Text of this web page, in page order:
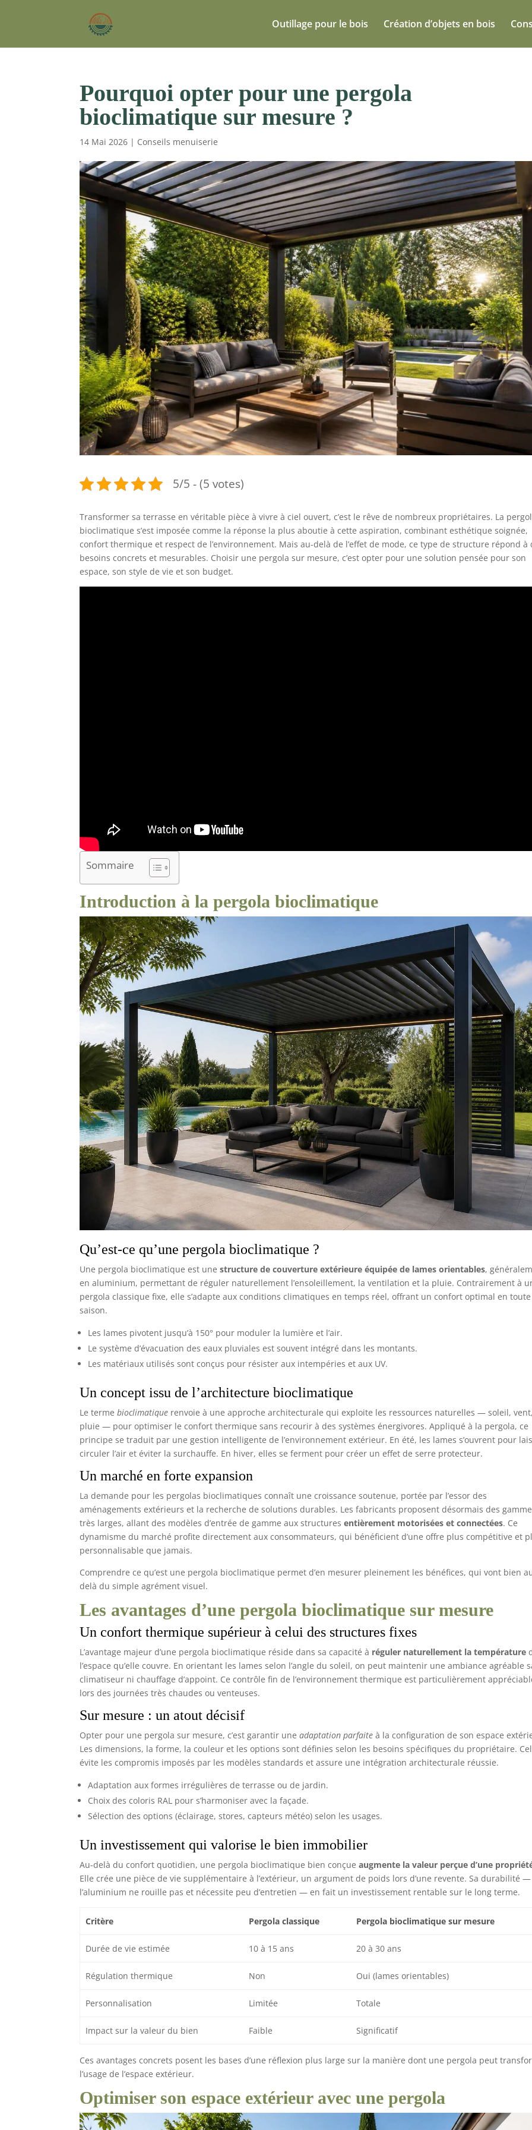
Outillage pour le bois Création d’objets en bois
Pourquoi opter pour une pergola
bioclimatique sur mesure ?
14 Mai 2026 | Conseils menuiserie
5/5 - (5 votes)
Transformer sa terrasse en véritable pièce à vivre à ciel ouvert, c’est le rêve de nombreux propriétaires. La
bioclimatique s’est imposée comme la réponse la plus aboutie à cette aspiration, combinant esthétique soignée,
confort thermique et respect de l’environnement. Mais au-delà de l’effet de mode, ce type de structure répond à
besoins concrets et mesurables. Choisir une pergola sur mesure, c’est opter pour une solution pensée pour son
espace, son style de vie et son budget.
Sommaire
Introduction à la pergola bioclimatique
Qu’est-ce qu’une pergola bioclimatique ?
Une pergola bioclimatique est unestructure de couverture extérieure équipée de lames orientables,
en aluminium, permettant de réguler naturellement l’ensoleillement, la ventilation et la pluie. Contrairement à
pergola classique fixe, elle s’adapte aux conditions climatiques en temps réel, offrant un confort optimal en toute
saison.
Les lames pivotent jusqu’à 150° pour moduler la lumière et l’air.
Le système d’évacuation des eaux pluviales est souvent intégré dans les montants.
Les matériaux utilisés sont conçus pour résister aux intempéries et aux UV.
Un concept issu de l’architecture bioclimatique
Le termebioclimatique renvoie à une approche architecturale qui exploite les ressources naturelles — soleil, vent,
pluie — pour optimiser le confort thermique sans recourir à des systèmes énergivores. Appliqué à la pergola, ce
principe se traduit par une gestion intelligente de l’environnement extérieur. En été, les lames s’ouvrent pour
circuler l’air et éviter la surchauffe. En hiver, elles se ferment pour créer un effet de serre protecteur.
Un marché en forte expansion
La demande pour les pergolas bioclimatiques connaît une croissance soutenue, portée par l’essor des
aménagements extérieurs et la recherche de solutions durables. Les fabricants proposent désormais des
très larges, allant des modèles d’entrée de gamme aux structuresentièrement motorisées et connectées. Ce
dynamisme du marché profite directement aux consommateurs, qui bénéficient d’une offre plus compétitive et
personnalisable que jamais.
Comprendre ce qu’est une pergola bioclimatique permet d’en mesurer pleinement les bénéfices, qui vont bien
delà du simple agrément visuel.
Les avantages d’une pergola bioclimatique sur mesure
Un confort thermique supérieur à celui des structures fixes
L’avantage majeur d’une pergola bioclimatique réside dans sa capacité à réguler naturellement la température
l’espace qu’elle couvre. En orientant les lames selon l’angle du soleil, on peut maintenir une ambiance agréable
climatiseur ni chauffage d’appoint. Ce contrôle fin de l’environnement thermique est particulièrement
lors des journées très chaudes ou venteuses.
Sur mesure : un atout décisif
Opter pour une pergola sur mesure, c’est garantir uneadaptation parfaite à la configuration de son espace
Les dimensions, la forme, la couleur et les options sont définies selon les besoins spécifiques du propriétaire.
évite les compromis imposés par les modèles standards et assure une intégration architecturale réussie.
Adaptation aux formes irrégulières de terrasse ou de jardin.
Choix des coloris RAL pour s’harmoniser avec la façade.
Sélection des options (éclairage, stores, capteurs météo) selon les usages.
Un investissement qui valorise le bien immobilier
Au-delà du confort quotidien, une pergola bioclimatique bien conçueaugmente la valeur perçue d’une
Elle crée une pièce de vie supplémentaire à l’extérieur, un argument de poids lors d’une revente. Sa durabilité —
l’aluminium ne rouille pas et nécessite peu d’entretien — en fait un investissement rentable sur le long terme.
Critère Pergola classique Pergola bioclimatique sur mesure
Durée de vie estimée 10 à 15 ans 20 à 30 ans
Régulation thermique Non Oui (lames orientables)
Personnalisation Limitée Totale
Impact sur la valeur du bien Faible Significatif
Ces avantages concrets posent les bases d’une réflexion plus large sur la manière dont une pergola peut
l’usage de l’espace extérieur.
Optimiser son espace extérieur avec une pergola